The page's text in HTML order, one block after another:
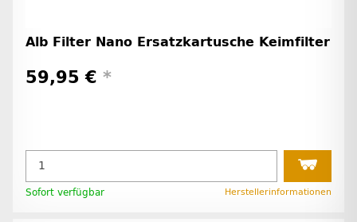
Alb Filter Nano Ersatzkartusche Keimfilter
59,95 € *
Sofort verfügbar Herstellerinformationen